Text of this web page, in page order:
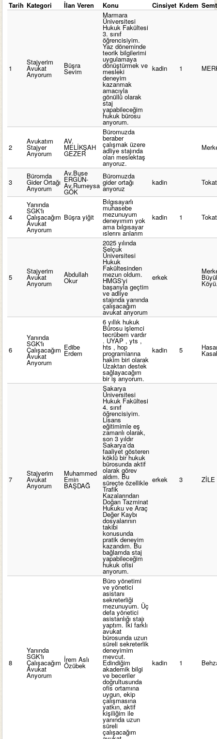
Tarih Kategori İlan Veren Konu Cinsiyet Kıdem Semt
1
Stajyerim
Avukat
Arıyorum
Büşra
Sevim
Marmara
Üniversitesi
Hukuk Fakültesi
3. sınıf
öğrencisiyim.
Yaz döneminde
teorik bilgilerimi
uygulamaya
dönüştürmek ve
mesleki
deneyim
kazanmak
amacıyla
gönüllü olarak
staj
yapabileceğim
hukuk bürosu
arıyorum.
kadin 1
2
Avukatım
Stajyer
Arıyorum
AV.
MELİKŞAH
GEZER
Büromuzda
beraber
çalışmak üzere
adliye stajında
olan meslektaş
arıyoruz.
3
Büromda
Gider Ortağı
Arıyorum
Av.Buse
ERGÜN-
Av.Rumeysa
GÖK
Büromuzda
gider ortağı
arıyoruz
kadin
4
Yanında
SGK'lı
Çalışacağım
Avukat
Arıyorum
Büşra yiğit
Bılgısayarlı
muhasebe
mezunuyum
deneyımım yok
ama bılgısayar
ıslerını anlarım
kadin 1 Tokat
5
Stajyerim
Avukat
Arıyorum
Abdullah
Okur
2025 yılında
Selçuk
Üniversitesi
Hukuk
Fakültesinden
mezun oldum.
HMGS'yi
başarıyla geçtim
ve adliye
stajında yanında
çalışacağım
avukat arıyorum
erkek
6
Yanında
SGK'lı
Çalışacağım
Avukat
Arıyorum
Edibe
Erdem
6 yıllık hukuk
Bürosu işlemci
tecrübem vardır
. UYAP , yts ,
hts , hop
programlarına
hakim biri olarak
Uzaktan destek
sağlayacağım
bir iş arıyorum.
kadin 5
7
Stajyerim
Avukat
Arıyorum
Muhammed
Emin
BAŞDAĞ
Sakarya
Üniversitesi
Hukuk Fakültesi
4. sınıf
öğrencisiyim.
Lisans
eğitimimle eş
zamanlı olarak,
son 3 yıldır
Sakarya’da
faaliyet gösteren
köklü bir hukuk
bürosunda aktif
olarak görev
aldım. Bu
süreçte özellikle
Trafik
Kazalarından
Doğan Tazminat
Hukuku ve Araç
Değer Kaybı
dosyalarının
takibi
konusunda
pratik deneyim
kazandım. Bu
bağlamda staj
yapabileceğim
hukuk ofisi
arıyorum.
erkek 3 ZİLE
8
Yanında
SGK'lı
Çalışacağım
Avukat
Arıyorum
İrem Aslı
Özübek
Büro yönetimi
ve yönetici
asistanı
sekreterliği
mezunuyum. Üç
defa yönetici
asistanlığı stajı
yaptım. İki farklı
avukat
bürosunda uzun
süreli sekreterlik
deneyimim
mevcut.
Edindiğim
akademik bilgi
ve beceriler
doğrultusunda
ofis ortamına
uygun, ekip
çalışmasına
yatkın, aktif
kişiliğim ile
yanında uzun
süreli
çalışacağım
kadin 1